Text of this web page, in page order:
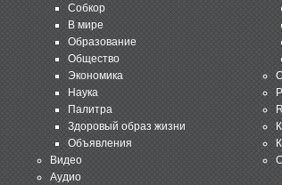
Собкор
В мире
Образование
Общество
Экономика
Наука
Палитра
Здоровый образ жизни
Объявления
Видео
Аудио